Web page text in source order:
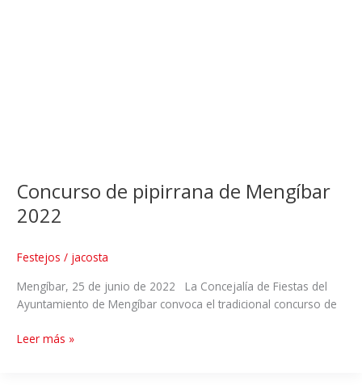
Concurso de pipirrana de Mengíbar
2022
Festejos / jacosta
Mengíbar, 25 de junio de 2022 La Concejalía de Fiestas del
Ayuntamiento de Mengíbar convoca el tradicional concurso de
Leer más »